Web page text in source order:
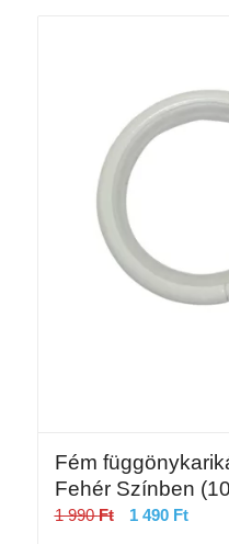
Fém
Fehér Színben
1 990Ft
Original
1 490 Ft